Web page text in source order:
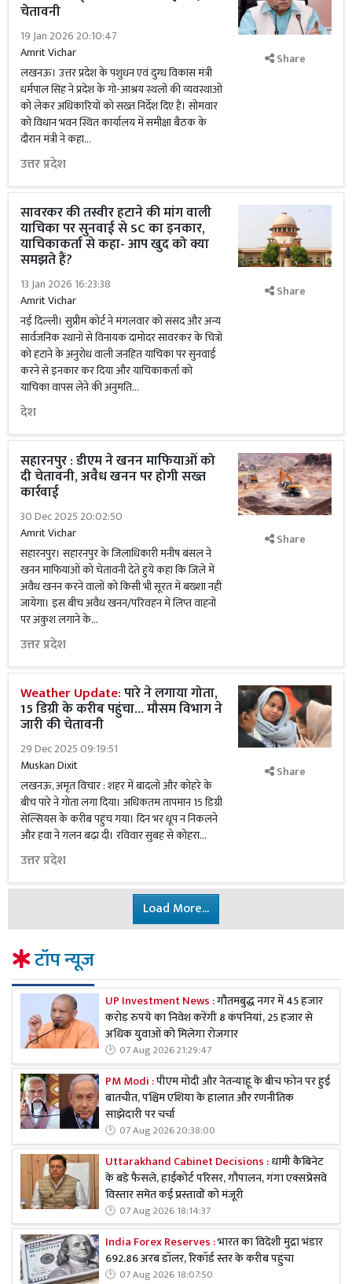
चेतावनी
19 Jan 2026 20:10:47
Amrit Vichar
लखनऊ। उत्तर प्रदेश के पशुधन एवं दुग्ध विकास मंत्री
धर्मपाल सिंह ने प्रदेश के गो-आश्रय स्थलों की व्यवस्थाओं
को लेकर अधिकारियों को सख्त निर्देश दिए हैं। सोमवार
को विधान भवन स्थित कार्यालय में समीक्षा बैठक के
दौरान मंत्री ने कहा...
उत्तर प्रदेश
Share
सावरकर की तस्वीर हटाने की मांग वाली
याचिका पर सुनवाई से SC का इनकार,
याचिकाकर्ता से कहा- आप खुद को क्या
समझते हैं?
13 Jan 2026 16:23:38
Amrit Vichar
नई दिल्ली। सुप्रीम कोर्ट ने मंगलवार को संसद और अन्य
सार्वजनिक स्थानों से विनायक दामोदर सावरकर के चित्रों
को हटाने के अनुरोध वाली जनहित याचिका पर सुनवाई
करने से इनकार कर दिया और याचिकाकर्ता को
याचिका वापस लेने की अनुमति...
देश
Share
सहारनपुर : डीएम ने खनन माफियाओं को
दी चेतावनी, अवैध खनन पर होगी सख्त
कार्रवाई
30 Dec 2025 20:02:50
Amrit Vichar
सहारनपुर। सहारनपुर के जिलाधिकारी मनीष बंसल ने
खनन माफियाओं को चेतावनी देते हुये कहा कि जिले में
अवैध खनन करने वालों को किसी भी सूरत में बख्शा नहीं
जायेगा। इस बीच अवैध खनन/परिवहन में लिप्त वाहनों
पर अंकुश लगाने के...
उत्तर प्रदेश
Share
Weather Update:पारे ने लगाया गोता,
15 डिग्री के करीब पहुंचा... मौसम विभाग ने
जारी की चेतावनी
29 Dec 2025 09:19:51
Muskan Dixit
लखनऊ, अमृत विचार : शहर में बादलों और कोहरे के
बीच पारे ने गोता लगा दिया। अधिकतम तापमान 15 डिग्री
सेल्सियस के करीब पहुंच गया। दिन भर धूप न निकलने
और हवा ने गलन बढ़ा दी। रविवार सुबह से कोहरा...
उत्तर प्रदेश
Share
Load More...
टॉप न्यूज
UP Investment News :गौतमबुद्ध नगर में 45 हजार
करोड़ रुपये का निवेश करेंगी 8 कंपनियां, 25 हजार से
अधिक युवाओं को मिलेगा रोजगार
07 Aug 2026 21:29:47
PM Modi :पीएम मोदी और नेतन्याहू के बीच फोन पर हुई
बातचीत, पश्चिम एशिया के हालात और रणनीतिक
साझेदारी पर चर्चा
07 Aug 2026 20:38:00
Uttarakhand Cabinet Decisions :धामी कैबिनेट
के बड़े फैसले, हाईकोर्ट परिसर, गौपालन, गंगा एक्सप्रेसवे
विस्तार समेत कई प्रस्तावों को मंजूरी
07 Aug 2026 18:14:37
India Forex Reserves :भारत का विदेशी मुद्रा भंडार
692.86 अरब डॉलर, रिकॉर्ड स्तर के करीब पहुंचा
07 Aug 2026 18:07:50